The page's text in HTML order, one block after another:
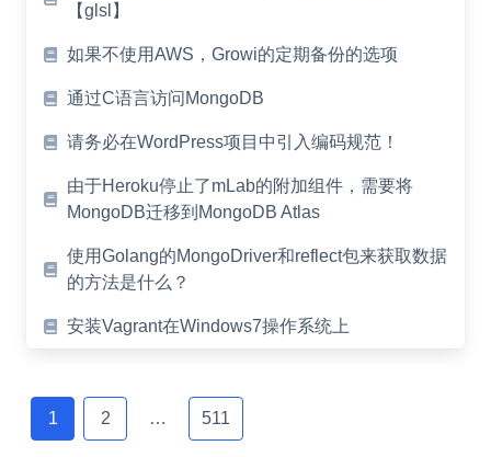
【glsl】
如果不使用AWS，Growi的定期备份的选项
通过C语言访问MongoDB
请务必在WordPress项目中引入编码规范！
由于Heroku停止了mLab的附加组件，需要将
MongoDB迁移到MongoDB Atlas
使用Golang的MongoDriver和reflect包来获取数据
的方法是什么？
安装Vagrant在Windows7操作系统上
navigation
1 2 … 511